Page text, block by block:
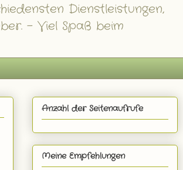
Dienstleistungen,
- Viel Spaß beim
Anzahl der Seitenaufrufe
Meine Empfehlungen